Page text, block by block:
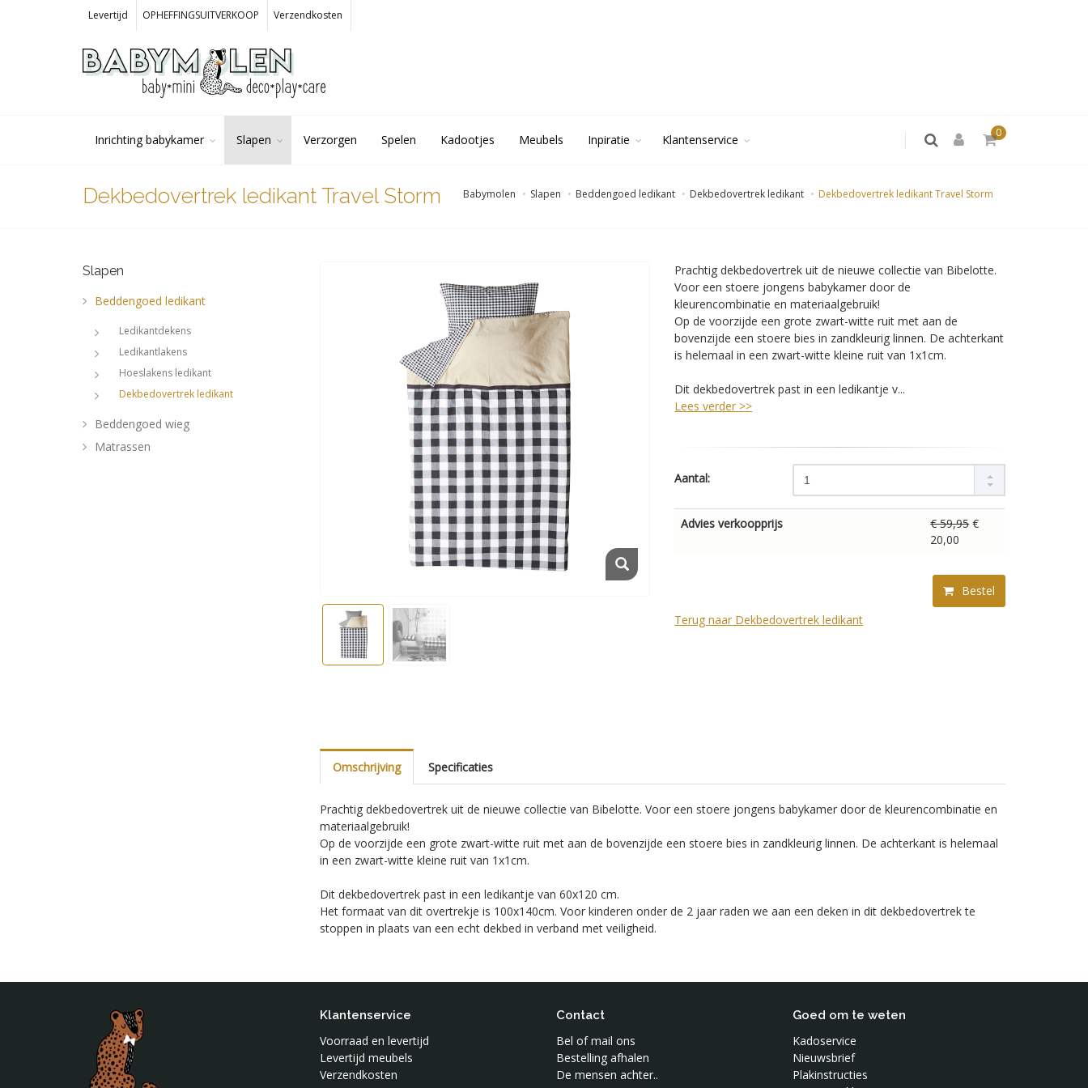
Levertijd OPHEFFINGSUITVERKOOP Verzendkosten
0
Inrichting babykamer Slapen Verzorgen Spelen Kadootjes Meubels Inpiratie Klantenservice
Babymolen Slapen Beddengoed ledikant Dekbedovertrek ledikant Dekbedovertrek ledikant Travel Storm
Dekbedovertrek ledikant Travel Storm
Prachtig dekbedovertrek uit de nieuwe collectie van Bibelotte.
Voor een stoere jongens babykamer door de
kleurencombinatie en materiaalgebruik!
Op de voorzijde een grote zwart-witte ruit met aan de
bovenzijde een stoere bies in zandkleurig linnen. De achterkant
is helemaal in een zwart-witte kleine ruit van 1x1cm.
Dit dekbedovertrek past in een ledikantje v...
Lees verder >>
Aantal:
Advies verkoopprijs € 59,95 €
20,00
Bestel
Terug naar Dekbedovertrek ledikant
Omschrijving Specificaties
Prachtig dekbedovertrek uit de nieuwe collectie van Bibelotte. Voor een stoere jongens babykamer door de kleurencombinatie en
materiaalgebruik!
Op de voorzijde een grote zwart-witte ruit met aan de bovenzijde een stoere bies in zandkleurig linnen. De achterkant is helemaal
in een zwart-witte kleine ruit van 1x1cm.
Dit dekbedovertrek past in een ledikantje van 60x120 cm.
Het formaat van dit overtrekje is 100x140cm. Voor kinderen onder de 2 jaar raden we aan een deken in dit dekbedovertrek te
stoppen in plaats van een echt dekbed in verband met veiligheid.
Slapen
Beddengoed ledikant
Ledikantdekens
Ledikantlakens
Hoeslakens ledikant
Dekbedovertrek ledikant
Beddengoed wieg
Matrassen
Klantenservice
Voorraad en levertijd
Levertijd meubels
Verzendkosten
Contact
Bel of mail ons
Bestelling afhalen
De mensen achter..
Goed om te weten
Kadoservice
Nieuwsbrief
Plakinstructies